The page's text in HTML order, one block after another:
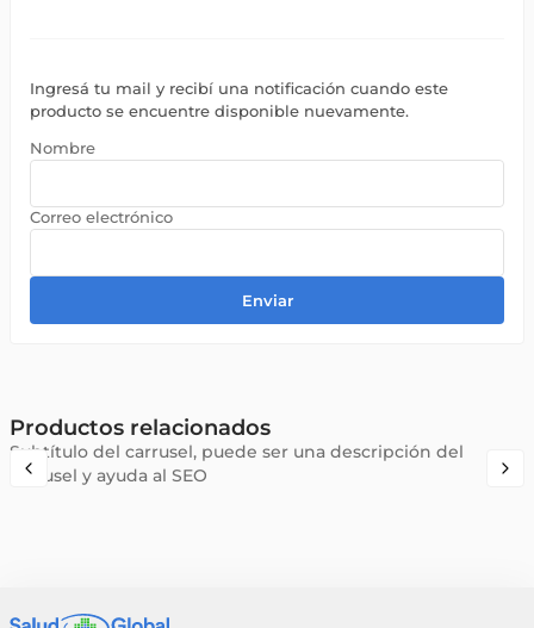
Ingresá tu mail y recibí una notificación cuando este
producto se encuentre disponible nuevamente.
Enviar
Productos relacionados
Subtítulo del carrusel, puede ser una descripción del
carrusel y ayuda al SEO